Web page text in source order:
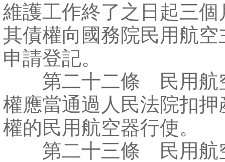
維護工作終了之日起三個
其債權向國務院民用航空
申請登記。
第二十二條 民用航
權應當通過人民法院扣押
權的民用航空器行使。
第二十三條 民用航